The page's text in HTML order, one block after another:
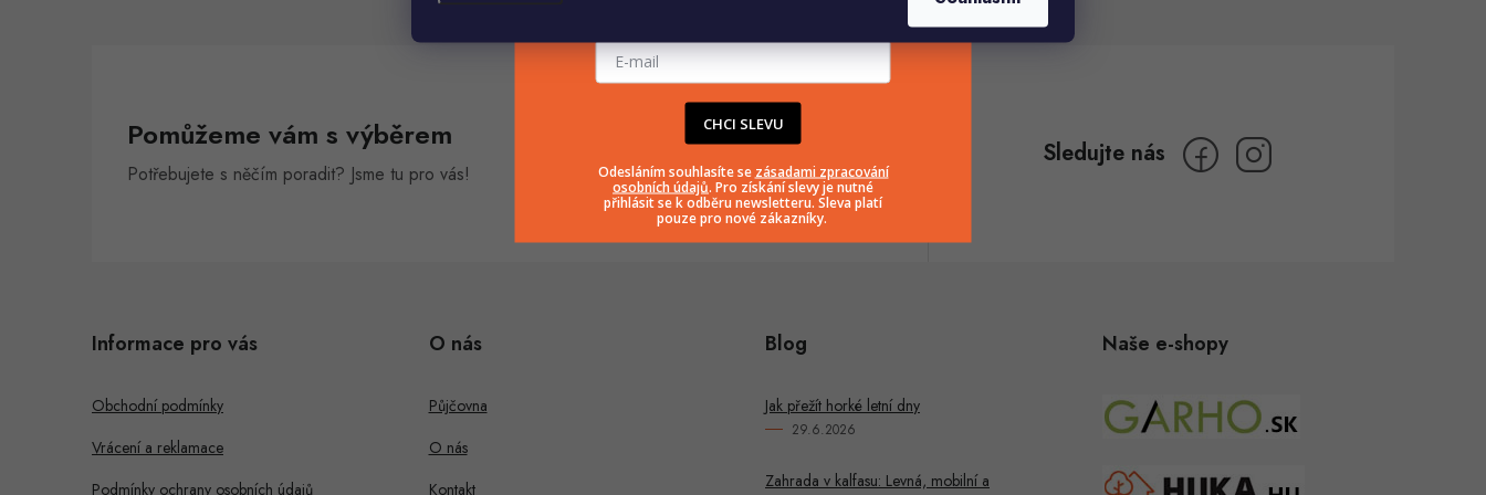
Pomůžeme vám s výběrem
Potřebujete s něčím poradit? Jsme tu pro vás!
@huka.cz
+420777799661
Informace pro vás
Obchodní podmínky
Vrácení a reklamace
Podmínky ochrany osobních údajů
O nás
Půjčovna
O nás
Kontakt
Blog
Jak přežít horké letní dny
29.6.2026
Zahrada v kalfasu: Levná, mobilní a
Naše e-shopy
CHCI SLEVU
Odesláním souhlasíte se zásadami zpracování
osobních údajů. Pro získání slevy je nutné
přihlásit se k odběru newsletteru. Sleva platí
pouze pro nové zákazníky.